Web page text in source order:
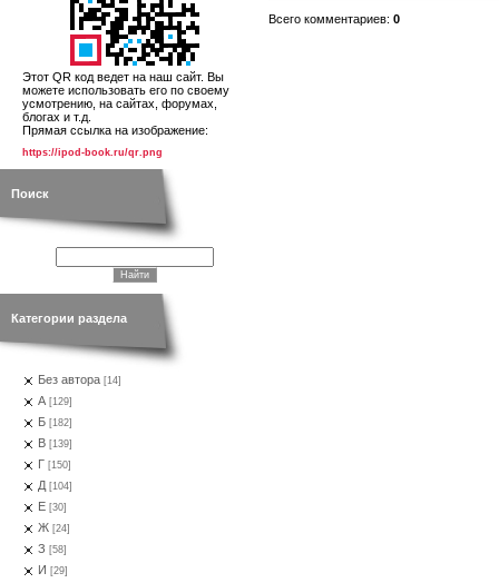
Этот QR код ведет на наш сайт. Вы
можете использовать его по своему
усмотрению, на сайтах, форумах,
блогах и т.д.
Прямая ссылка на изображение:
https://ipod-book.ru/qr.png
Поиск
Категории раздела
Без автора [14]
А [129]
Б [182]
В [139]
Г [150]
Д [104]
Е [30]
Ж [24]
З [58]
И [29]
Всего комментариев: 0